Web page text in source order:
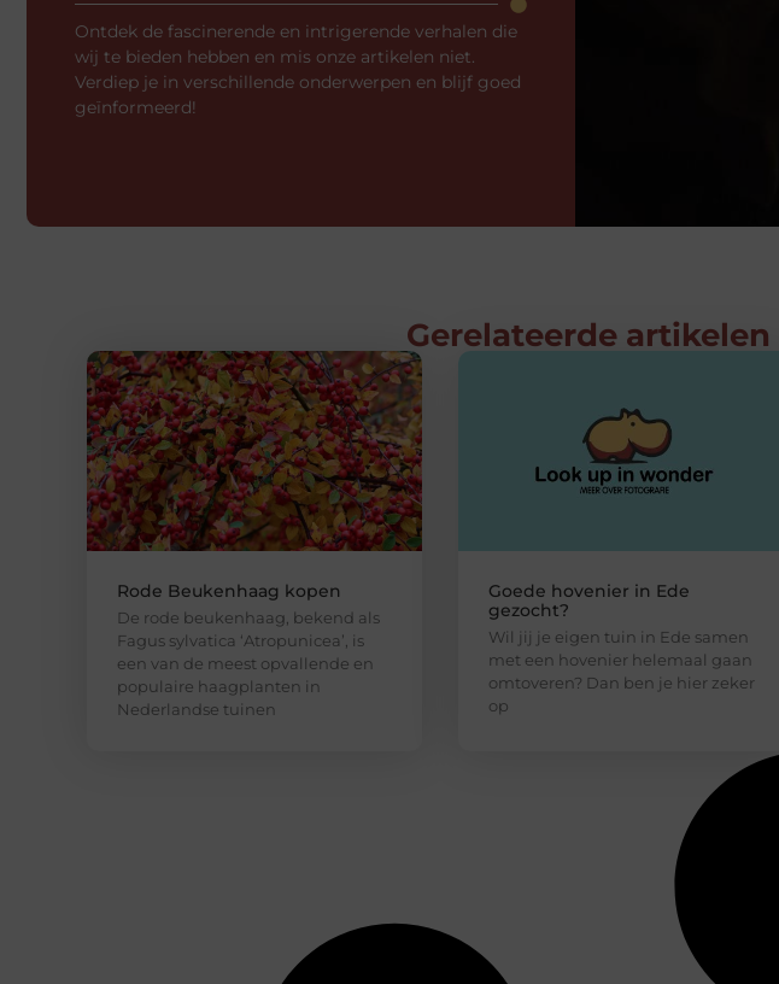
Ontdek de fascinerende en intrigerende verhalen die
wij te bieden hebben en mis onze artikelen niet.
Verdiep je in verschillende onderwerpen en blijf goed
geïnformeerd!
Gerelateerde artikelen
Rode Beukenhaag kopen
De rode beukenhaag, bekend als
Fagus sylvatica ‘Atropunicea’, is
een van de meest opvallende en
populaire haagplanten in
Nederlandse tuinen
Goede hovenier in Ede
gezocht?
Wil jij je eigen tuin in Ede samen
met een hovenier helemaal gaan
omtoveren? Dan ben je hier zeker
op